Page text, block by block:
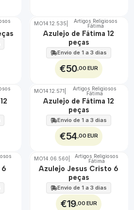
🇵🇹
100%
MO14.12.535 Artigos Religiosos
Fátima
Azulejo de Fátima 12
peças
Envio de 1 a 3 dias
€50,00 EUR
🇵🇹
100%
MO14.12.571 Artigos Religiosos
Fátima
Azulejo de Fátima 12
peças
Envio de 1 a 3 dias
€54,00 EUR
6
🇵🇹
100%
MO14.06.560 Artigos Religiosos
Fátima
Azulejo Jesus Cristo 6
peças
Envio de 1 a 3 dias
€19,00 EUR